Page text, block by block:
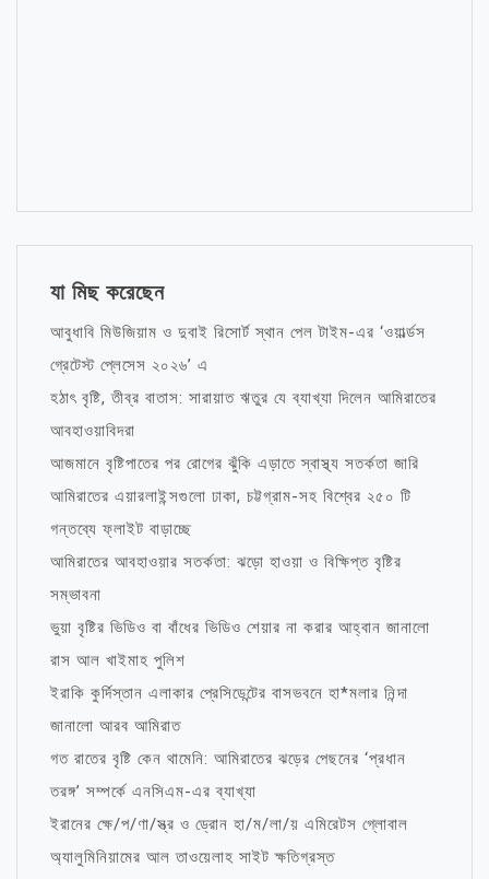
যা মিছ করেছেন
আবুধাবি মিউজিয়াম ও দুবাই রিসোর্ট স্থান পেল টাইম-এর ‘ওয়ার্ল্ডস
গ্রেটেস্ট প্লেসেস ২০২৬’ এ
হঠাৎ বৃষ্টি, তীব্র বাতাস: সারায়াত ঋতুর যে ব্যাখ্যা দিলেন আমিরাতের
আবহাওয়াবিদরা
আজমানে বৃষ্টিপাতের পর রোগের ঝুঁকি এড়াতে স্বাস্থ্য সতর্কতা জারি
আমিরাতের এয়ারলাইন্সগুলো ঢাকা, চট্টগ্রাম-সহ বিশ্বের ২৫০ টি
গন্তব্যে ফ্লাইট বাড়াচ্ছে
আমিরাতের আবহাওয়ার সতর্কতা: ঝড়ো হাওয়া ও বিক্ষিপ্ত বৃষ্টির
সম্ভাবনা
ভুয়া বৃষ্টির ভিডিও বা বাঁধের ভিডিও শেয়ার না করার আহ্বান জানালো
রাস আল খাইমাহ পুলিশ
ইরাকি কুর্দিস্তান এলাকার প্রেসিডেন্টের বাসভবনে হা*মলার নিন্দা
জানালো আরব আমিরাত
গত রাতের বৃষ্টি কেন থামেনি: আমিরাতের ঝড়ের পেছনের ‘প্রধান
তরঙ্গ’ সম্পর্কে এনসিএম-এর ব্যাখ্যা
ইরানের ক্ষে/প/ণা/স্ত্র ও ড্রোন হা/ম/লা/য় এমিরেটস গ্লোবাল
অ্যালুমিনিয়ামের আল তাওয়েলাহ সাইট ক্ষতিগ্রস্ত